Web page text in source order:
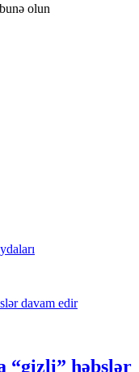
olun
“gizli” həbslər